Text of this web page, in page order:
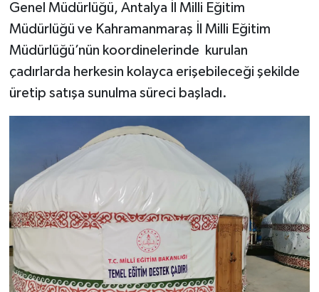
Genel Müdürlüğü, Antalya İl Milli Eğitim
Müdürlüğü ve Kahramanmaraş İl Milli Eğitim
Müdürlüğü’nün koordinelerinde kurulan
çadırlarda herkesin kolayca erişebileceği şekilde
üretip satışa sunulma süreci başladı.
BÖLGEDEN
BİLİM TEKNOLOJİ
SEÇİM 2015
ÇEVRE
BİLİM VE TEKNOLOJİ
YARIŞMALAR
TANITIM